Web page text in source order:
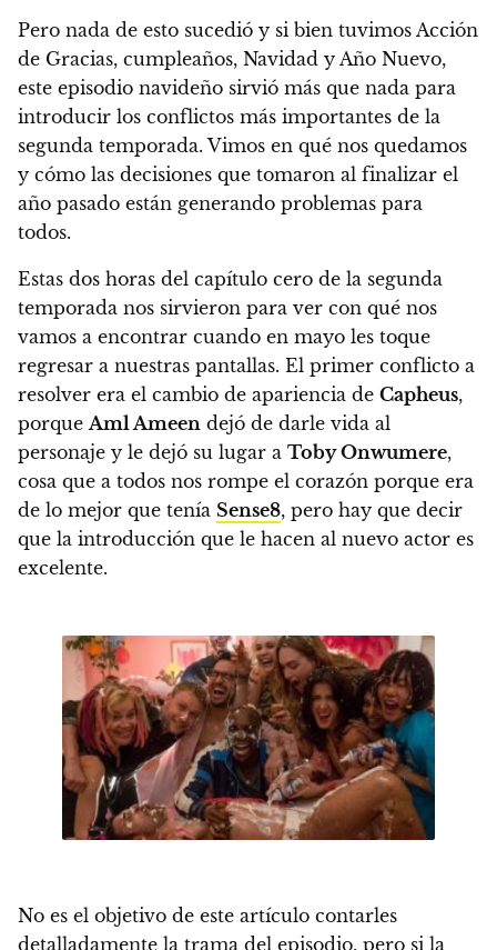
Pero nada de esto sucedió y si bien tuvimos Acción
de Gracias, cumpleaños, Navidad y Año Nuevo,
este episodio navideño sirvió más que nada para
introducir los conflictos más importantes de la
segunda temporada. Vimos en qué nos quedamos
y cómo las decisiones que tomaron al finalizar el
año pasado están generando problemas para
todos.
Estas dos horas del capítulo cero de la segunda
temporada nos sirvieron para ver con qué nos
vamos a encontrar cuando en mayo les toque
regresar a nuestras pantallas. El primer conflicto a
resolver era el cambio de apariencia de Capheus,
porqueAml Ameen dejó de darle vida al
personaje y le dejó su lugar a Toby Onwumere,
cosa que a todos nos rompe el corazón porque era
de lo mejor que tenía Sense8, pero hay que decir
que la introducción que le hacen al nuevo actor es
excelente.
No es el objetivo de este artículo contarles
detalladamente la trama del episodio, pero si la